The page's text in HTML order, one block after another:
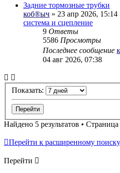
Задние тормозные трубки
коб®ыч » 23 апр 2026,
система и сцепление
9 Ответы
5586 Просмотры
Последнее сообщение
04 авг 2026, 07:38
Показать:
Найдено 5 результатов • Страница
Перейти к расширенному поиску
Перейти